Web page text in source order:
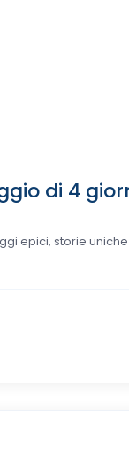
di 4
epici, storie